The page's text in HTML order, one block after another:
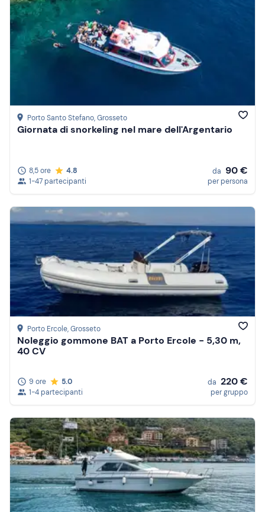
Porto Santo Stefano, Grosseto
Giornata di snorkeling nel mare dell'Argentario
8,5 ore
4.8
1-47 partecipanti
da 90 €
per persona
Porto Ercole, Grosseto
Noleggio gommone BAT a Porto Ercole - 5,30 m,
40 CV
9 ore
5.0
1-4 partecipanti
da 220 €
per gruppo